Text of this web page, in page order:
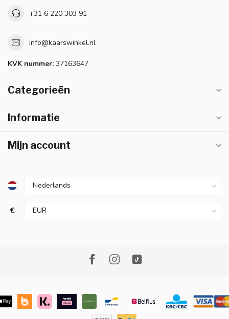
+31 6 220 303 91
info@kaarswinkel.nl
KVK nummer: 37163647
Categorieën
Informatie
Mijn account
€